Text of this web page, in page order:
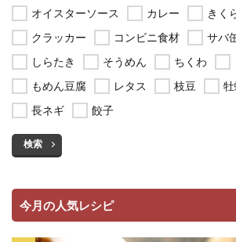
オイスターソース カレー きく
クラッカー
コンビニ食材 サバ
しらたき
そうめん ちくわ
もめん豆腐
レタス 枝豆
長ネギ
餃子
検索
今月の人気レシピ